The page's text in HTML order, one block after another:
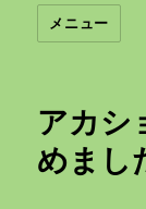
メニュー
アカシ
めまし